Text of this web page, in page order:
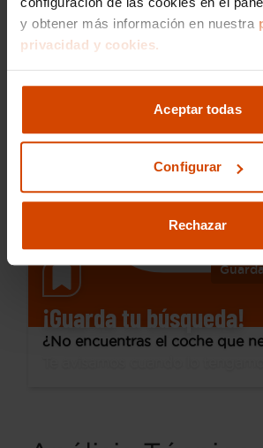
y obtener más información en nuestra
privacidad y cookies.
Aceptar todas
Configurar
Rechazar
Desde 202 € /mes*
Hyundai Kona
2020
67.800 km
Manual
¡Guarda tu búsqueda!
¿No encuentras el coche que